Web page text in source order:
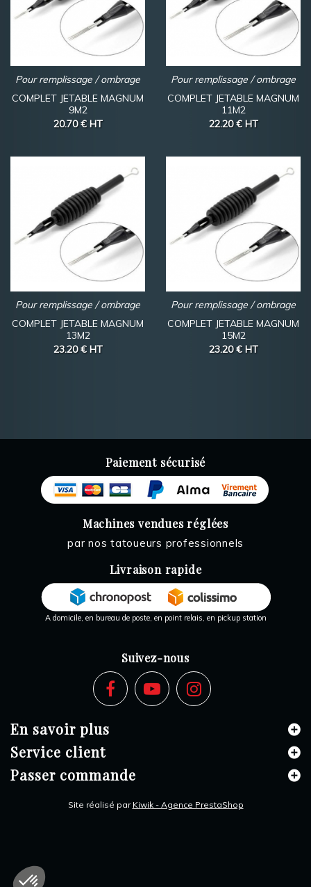
Pour remplissage / ombrage
COMPLET JETABLE MAGNUM
9M2
20.70 € HT
Pour remplissage / ombrage
COMPLET JETABLE MAGNUM
11M2
22.20 € HT
Pour remplissage / ombrage
COMPLET JETABLE MAGNUM
13M2
23.20 € HT
Pour remplissage / ombrage
COMPLET JETABLE MAGNUM
15M2
23.20 € HT
Paiement sécurisé
Machines vendues réglées
par nos tatoueurs professionnels
Livraison rapide
A domicile, en bureau de poste, en point relais, en pickup station
Suivez-nous
En savoir plus
Service client
Passer commande
Site réalisé par Kiwik - Agence PrestaShop